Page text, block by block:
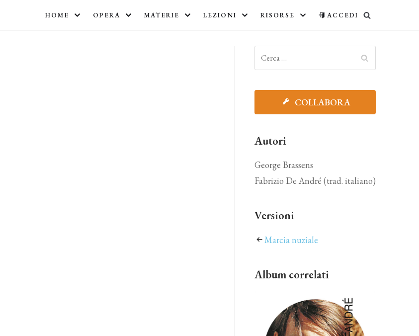
HOME OPERA MATERIE LEZIONI RISORSE ACCEDI
COLLABORA
Autori
George Brassens
Fabrizio De André (trad. italiano)
Versioni
Marcia nuziale
Album correlati